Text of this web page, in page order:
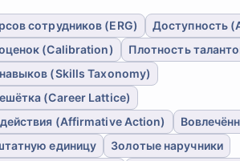
сотрудников (ERG)
Доступность
(Calibration)
Плотность
(Skills Taxonomy)
(Career Lattice)
(Affirmative Action)
единицу
Золотые наручники